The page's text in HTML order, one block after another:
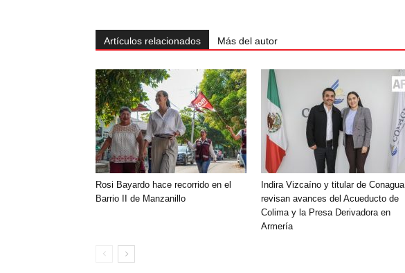
Artículos relacionados Más del autor
Rosi Bayardo hace recorrido en el
Barrio II de Manzanillo
Indira Vizcaíno y titular de Conagua
revisan avances del Acueducto de
Colima y la Presa Derivadora en
Armería